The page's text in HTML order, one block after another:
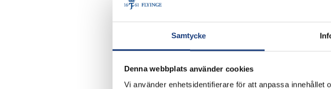
Samtycke
Denna webbplats använder cookies
Vi använder enhetsidentifierare för att anpassa innehållet
Hitta hit
E22 mellan Lund och Hörby. Avfart